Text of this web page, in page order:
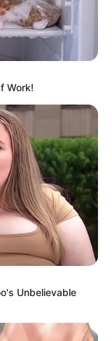
відео
входу до ТЦК,
всередину
працівники
Work!
Unbelievable